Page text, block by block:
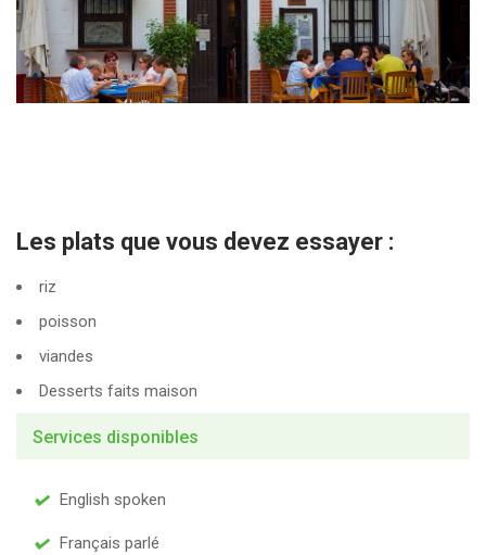
Les plats que vous devez essayer :
riz
poisson
viandes
Desserts faits maison
Services disponibles
English spoken
Français parlé